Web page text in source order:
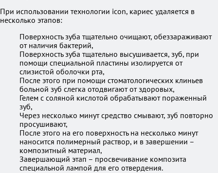
При использовании технологии icon, кариес удаляется в
несколько этапов:
Поверхность зуба тщательно очищают, обеззараживают
от наличия бактерий,
Поверхность зуба тщательно высушивается, зуб, при
помощи специальной пластины изолируется от
слизистой оболочки рта,
После этого при помощи стоматологических клиньев
больной зуб слегка отодвигают от здоровых,
Гелем с соляной кислотой обрабатывают пораженный
зуб,
Через несколько минут средство смывают, зуб повторно
просушивают,
После этого на его поверхность на несколько минут
наносится полимерный раствор, и в завершении –
композитный материал,
Завершающий этап – просвечивание композита
специальной лампой для его отвердения.